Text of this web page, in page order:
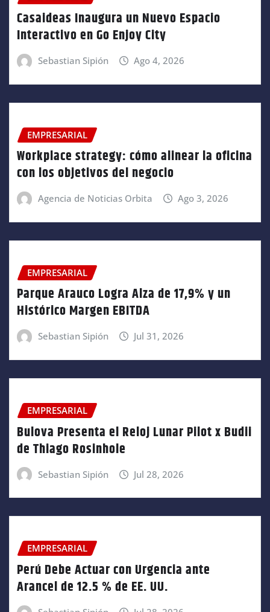
Casaideas Inaugura un Nuevo Espacio
Interactivo en Go Enjoy City
Sebastian Sipión Ago 4, 2026
EMPRESARIAL
Workplace strategy: cómo alinear la oficina
con los objetivos del negocio
Agencia de Noticias Orbita Ago 3, 2026
EMPRESARIAL
Parque Arauco Logra Alza de 17,9% y un
Histórico Margen EBITDA
Sebastian Sipión Jul 31, 2026
EMPRESARIAL
Bulova Presenta el Reloj Lunar Pilot x Budii
de Thiago Rosinhole
Sebastian Sipión Jul 28, 2026
EMPRESARIAL
Perú Debe Actuar con Urgencia ante
Arancel de 12.5 % de EE. UU.